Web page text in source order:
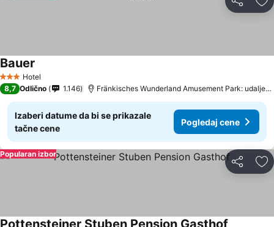
Deli
3 Zvezdice
Hotel
Bauer
8,7 Odlično 1.146 Fränkisches Wunderland Amusement Park: udaljenost 16.6 km
Izaberi datume da bi se prikazale
tačne cene
Pogledaj cene
Deli
Popularan izbor
Pottensteiner Stuben Pension Gasthof